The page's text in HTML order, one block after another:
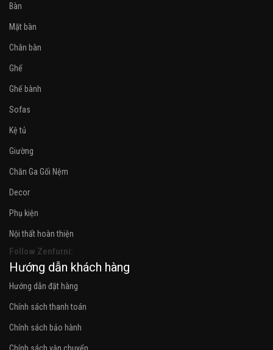
Bàn
Mặt bàn
Chân bàn
Ghế
Ghế bành
Sofas
Kệ tủ
Giường
Chăn Ga Gối Nệm
Decor
Phụ kiện
Nội thất hoàn thiện
Follow Zenfurni:
Hướng dẫn khách hàng
Hướng dẫn đặt hàng
Chính sách thanh toán
Chính sách bảo hành
Chính sách vận chuyển